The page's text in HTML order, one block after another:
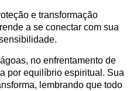
e transformação
a se conectar com sua
no enfrentamento de
por equilíbrio espiritual. Sua
lembrando que todo